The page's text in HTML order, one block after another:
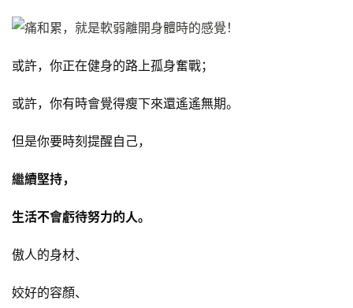
或許，你正在健身的路上孤身奮戰；
或許，你有時會覺得瘦下來還遙遙無期。
但是你要時刻提醒自己，
繼續堅持，
生活不會虧待努力的人。
傲人的身材、
姣好的容顏、